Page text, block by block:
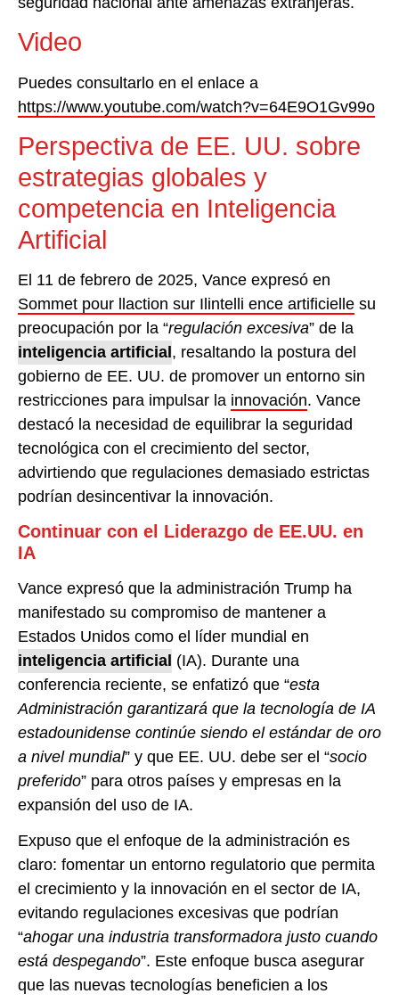
Video
Puedes consultarlo en el enlace a
https://www.youtube.com/watch?v=64E9O1Gv99o
Perspectiva de EE. UU. sobre
estrategias globales y
competencia en Inteligencia
Artificial
El 11 de febrero de 2025, Vance expresó en
Sommet pour llaction sur Ilintelli ence artificielle su
preocupación por la “regulación excesiva” de la
inteligencia artificial , resaltando la postura del
gobierno de EE. UU. de promover un entorno sin
restricciones para impulsar la innovación. Vance
destacó la necesidad de equilibrar la seguridad
tecnológica con el crecimiento del sector,
advirtiendo que regulaciones demasiado estrictas
podrían desincentivar la innovación.
Continuar con el Liderazgo de EE.UU. en
IA
Vance expresó que la administración Trump ha
manifestado su compromiso de mantener a
Estados Unidos como el líder mundial en
inteligencia artificial (IA). Durante una
conferencia reciente, se enfatizó que “esta
Administración garantizará que la tecnología de IA
estadounidense continúe siendo el estándar de oro
a nivel mundial” y que EE. UU. debe ser el “socio
preferido” para otros países y empresas en la
expansión del uso de IA.
Expuso que el enfoque de la administración es
claro: fomentar un entorno regulatorio que permita
el crecimiento y la innovación en el sector de IA,
evitando regulaciones excesivas que podrían
“ahogar una industria transformadora justo cuando
está despegando”. Este enfoque busca asegurar
que las nuevas tecnologías beneficien a los